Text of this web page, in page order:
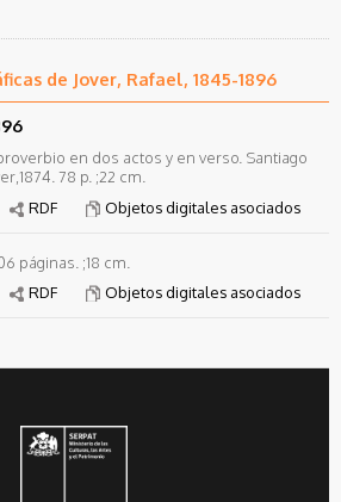
de Jover, Rafael, 1845-1896
en dos actos y en verso. Santiago
78 p. ;22 cm.
RDF Objetos digitales asociados
páginas. ;18 cm.
RDF Objetos digitales asociados